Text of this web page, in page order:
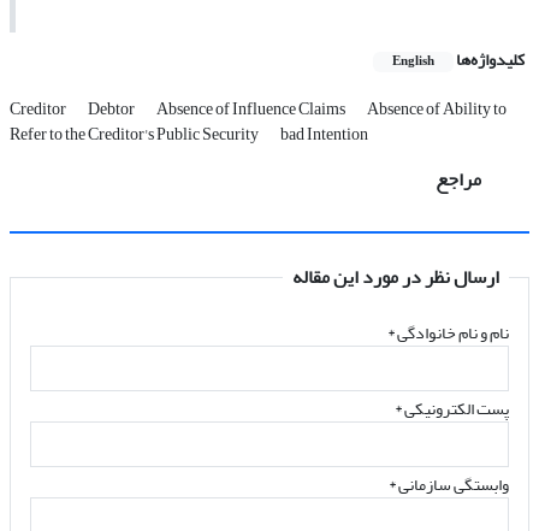
کلیدواژه‌ها English
Creditor Debtor Absence of Influence Claims Absence of Ability to
Refer to the Creditor's Public Security bad Intention
مراجع
ارسال نظر در مورد این مقاله
نام و نام خانوادگی*
پست الکترونیکی*
وابستگی سازمانی *